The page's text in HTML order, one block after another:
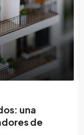
una
de